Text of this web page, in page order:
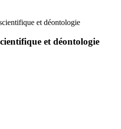
et déontologie
et déontologie